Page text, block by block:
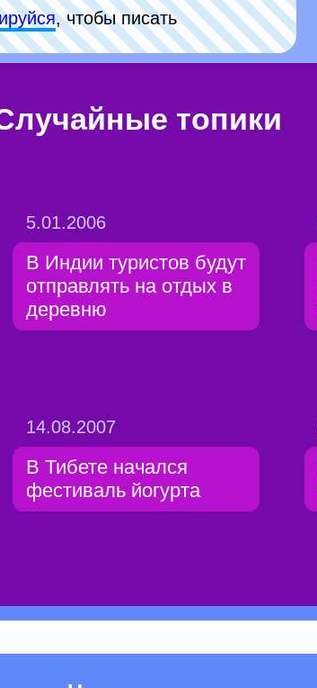
, чтобы писать
топики
5.01.2006
В Индии туристов будут
отправлять на отдых в
деревню
14.08.2007
В Тибете начался
фестиваль йогурта